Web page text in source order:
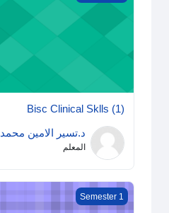
Bisc Clinical Sklls (1)
د.تسير الامين محمد
المعلم
Computer Application
Semester 1